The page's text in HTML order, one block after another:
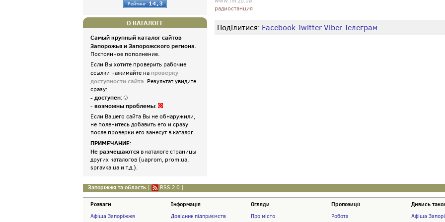
О КАТАЛОГЕ
Самый крупный каталог сайтов
Запорожья и Запорожского региона.
Постоянное пополнение.
Если Вы хотите проверить рабочие
ссылки нажимайте на проверку
доступности сайта. Результат увидите
сразу:
- доступен:
- возможны проблемы:
Если Вашего сайта Вы не обнаружили,
не поленитесь добавить его и сразу
после проверки его занесут в каталог.
ПРИМЕЧАНИЕ:
Не размещаются в каталоге страницы
других каталогов (uaprom, prom.ua,
spravka.ua и т.д.).
радиостанция
Поділитися: FacebookTwitterViberТелеграм
Запоріжжя та область | RSS 2.0 |
Розваги
Афіша Запоріжжя
Інформація
Довідник підприємств
Огляди
Про місто
Пропозиції
Робота
Дивись
Афіша